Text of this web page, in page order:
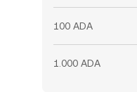
100 ADA
1.000 ADA